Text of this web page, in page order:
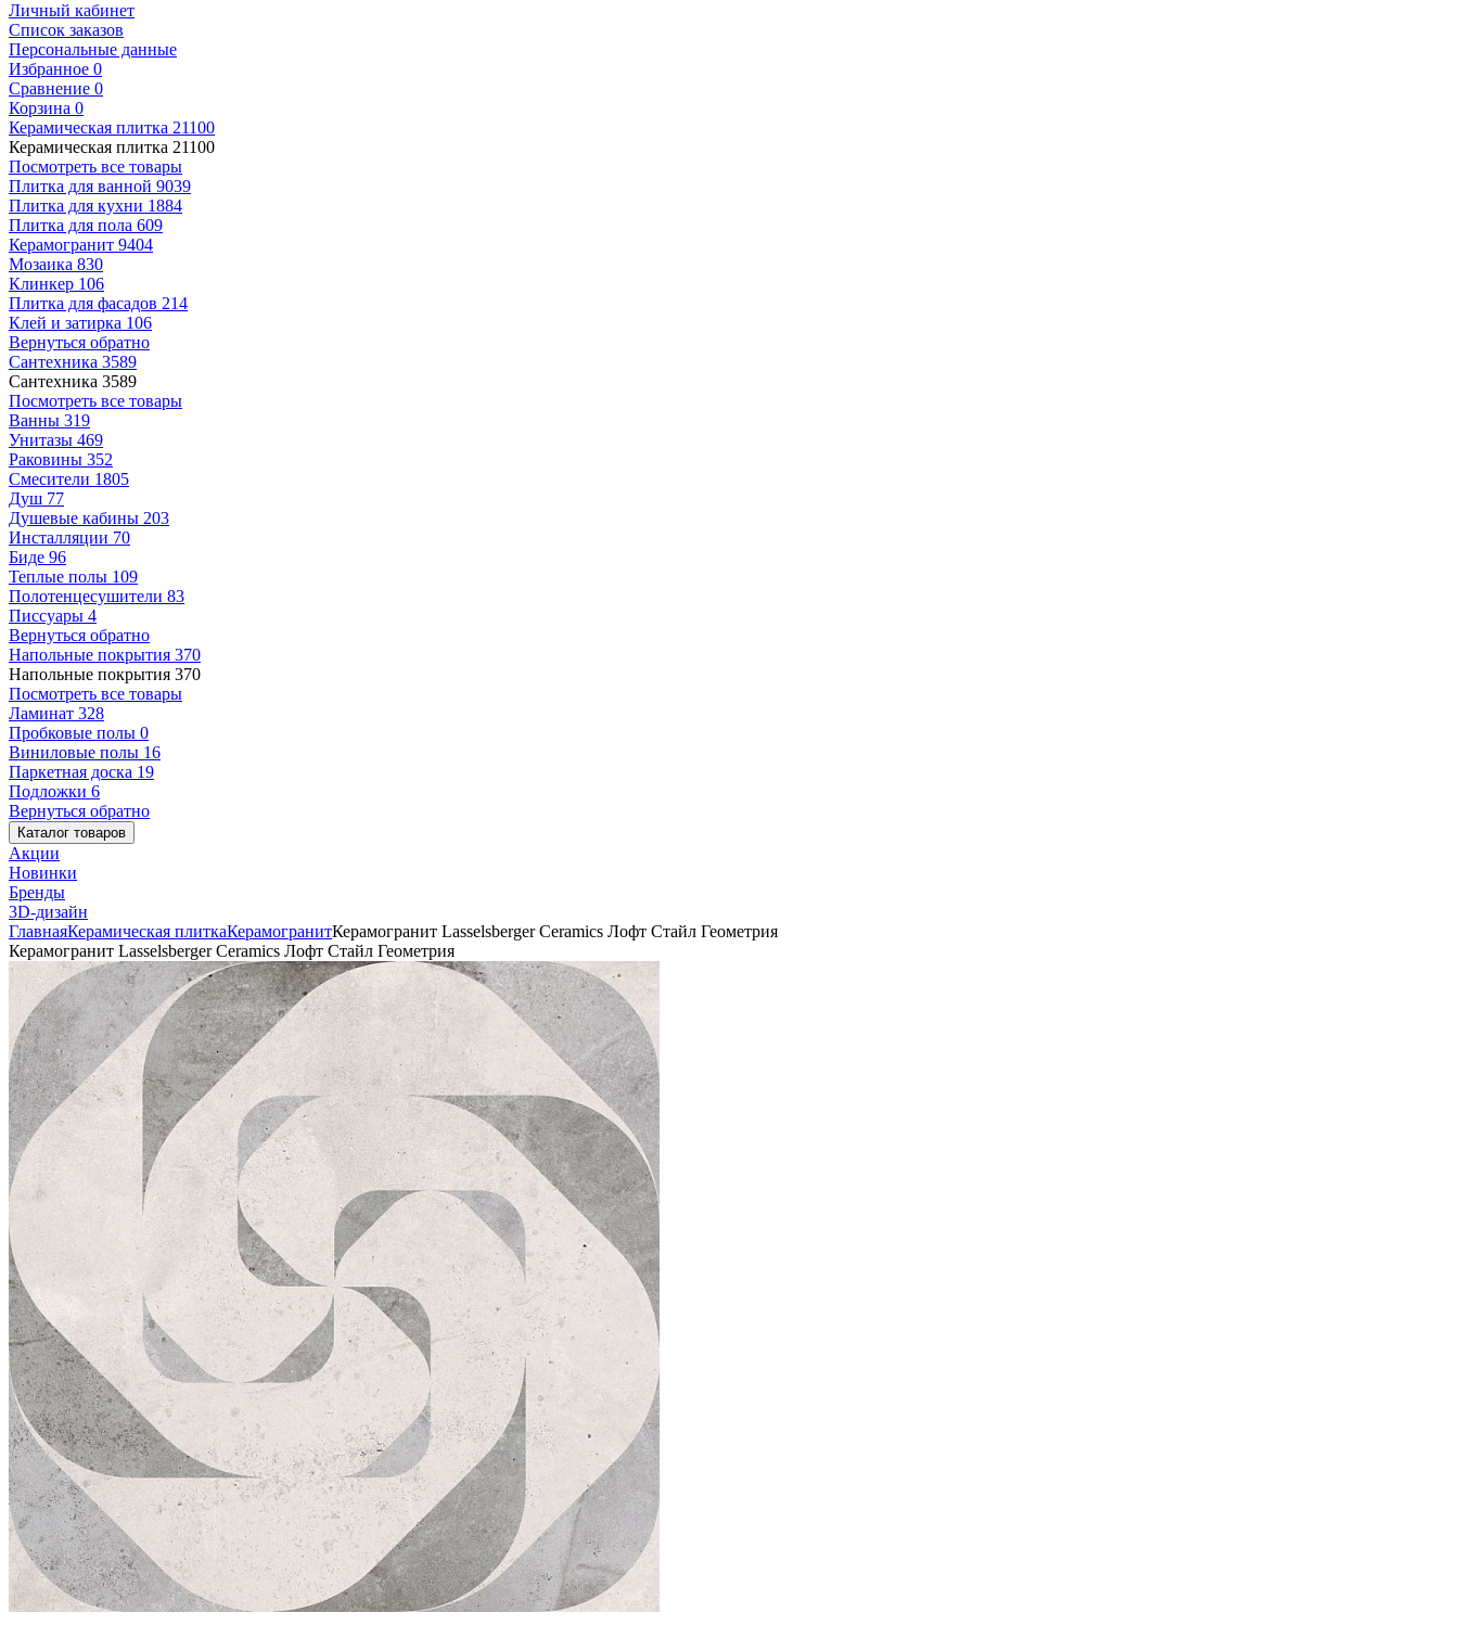
Личный кабинет
Список заказов
Персональные данные
Избранное 0
Сравнение 0
Корзина 0
Керамическая плитка 21100
Керамическая плитка 21100
Посмотреть все товары
Плитка для ванной 9039
Плитка для кухни 1884
Плитка для пола 609
Керамогранит 9404
Мозаика 830
Клинкер 106
Плитка для фасадов 214
Клей и затирка 106
Вернуться обратно
Сантехника 3589
Сантехника 3589
Посмотреть все товары
Ванны 319
Унитазы 469
Раковины 352
Смесители 1805
Душ 77
Душевые кабины 203
Инсталляции 70
Биде 96
Теплые полы 109
Полотенцесушители 83
Писсуары 4
Вернуться обратно
Напольные покрытия 370
Напольные покрытия 370
Посмотреть все товары
Ламинат 328
Пробковые полы 0
Виниловые полы 16
Паркетная доска 19
Подложки 6
Вернуться обратно
Каталог товаров
Акции
Новинки
Бренды
3D-дизайн
ГлавнаяКерамическая плиткаКерамогранитКерамогранит Lasselsberger Ceramics Лофт Стайл Геометрия
Керамогранит Lasselsberger Ceramics Лофт Стайл Геометрия